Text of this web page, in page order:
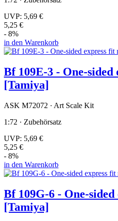
UVP: 5,69 €
5,25 €
- 8%
in den Warenkorb
Bf 109E-3 - One-sided
[Tamiya]
ASK M72072 · Art Scale Kit
1:72 · Zubehörsatz
UVP: 5,69 €
5,25 €
- 8%
in den Warenkorb
Bf 109G-6 - One-
[Tamiya]